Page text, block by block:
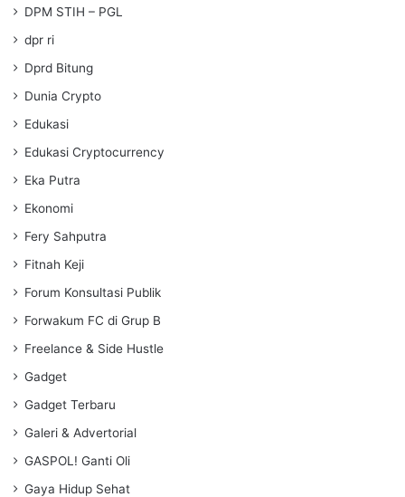
DPM STIH – PGL
dpr ri
Dprd Bitung
Dunia Crypto
Edukasi
Edukasi Cryptocurrency
Eka Putra
Ekonomi
Fery Sahputra
Fitnah Keji
Forum Konsultasi Publik
Forwakum FC di Grup B
Freelance & Side Hustle
Gadget
Gadget Terbaru
Galeri & Advertorial
GASPOL! Ganti Oli
Gaya Hidup Sehat